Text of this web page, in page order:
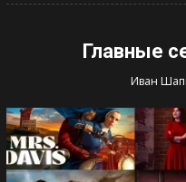
Главные
Иван